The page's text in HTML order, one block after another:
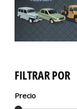
FILTRAR POR
Precio